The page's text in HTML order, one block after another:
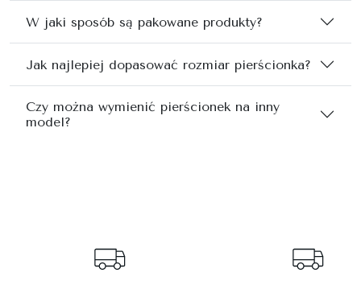
W jaki sposób są pakowane produkty?
Jak najlepiej dopasować rozmiar pierścionka?
Czy można wymienić pierścionek na inny
model?